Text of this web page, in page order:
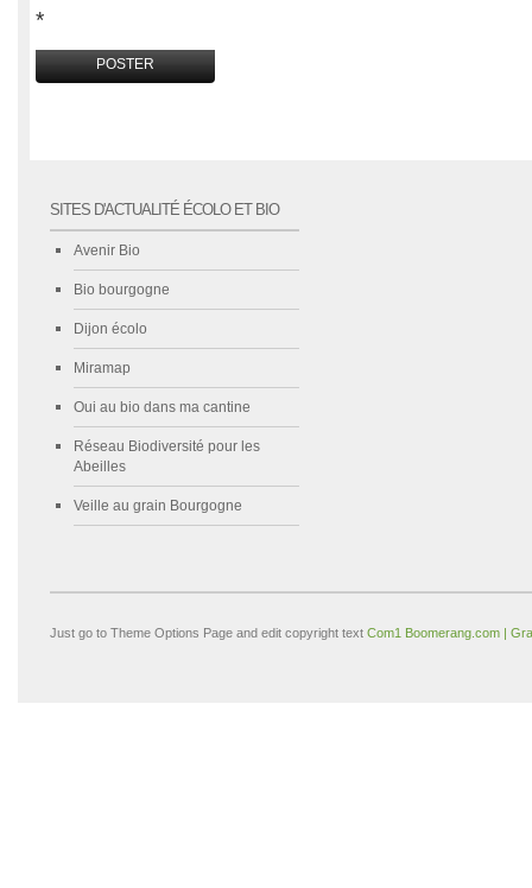
*
SITES D'ACTUALITÉ ÉCOLO ET BIO
Avenir Bio
Bio bourgogne
Dijon écolo
Miramap
Oui au bio dans ma cantine
Réseau Biodiversité pour les
Abeilles
Veille au grain Bourgogne
Just go to Theme Options Page and edit copyright text Com1 Boomerang.com |